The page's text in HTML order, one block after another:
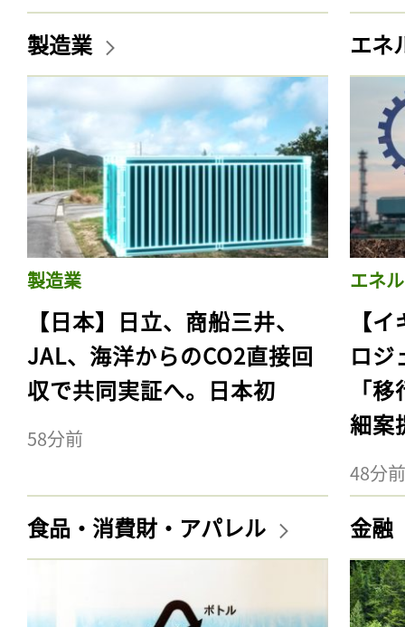
製造業
製造業
【日本】日立、商船三井、
JAL、海洋からのCO2直接回
収で共同実証へ。日本初
58分前
エネ
エネ
【
ロジ
「
細案
48分前
食品・消費財・アパレル 金融